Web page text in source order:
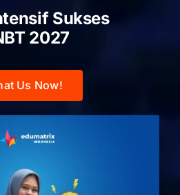
Sukses
2027
Us Now!